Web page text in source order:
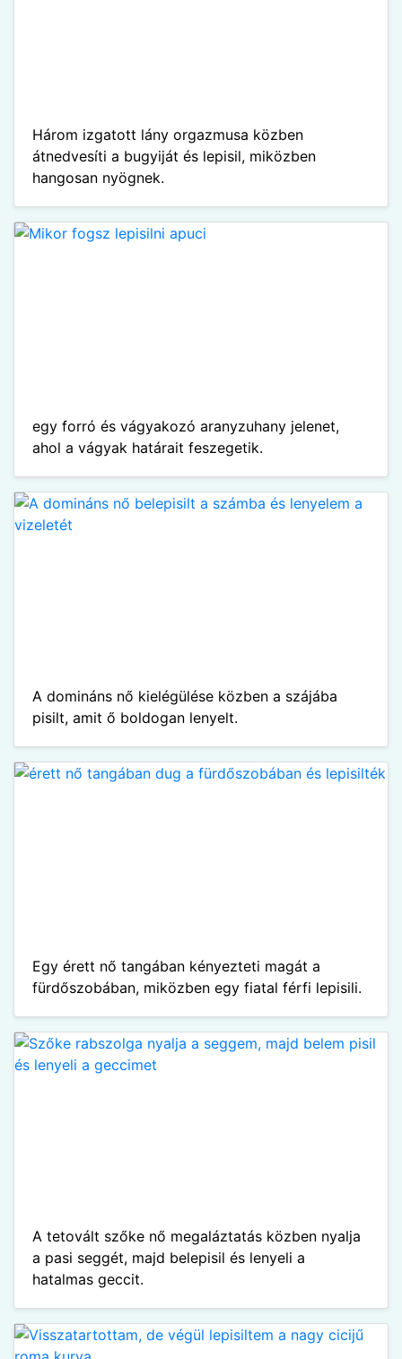
Három izgatott lány orgazmusa közben
átnedvesíti a bugyiját és lepisil, miközben
hangosan nyögnek.
egy forró és vágyakozó aranyzuhany jelenet,
ahol a vágyak határait feszegetik.
A domináns nő kielégülése közben a szájába
pisilt, amit ő boldogan lenyelt.
Egy érett nő tangában kényezteti magát a
fürdőszobában, miközben egy fiatal férfi lepisili.
A tetovált szőke nő megaláztatás közben nyalja
a pasi seggét, majd belepisil és lenyeli a
hatalmas geccit.